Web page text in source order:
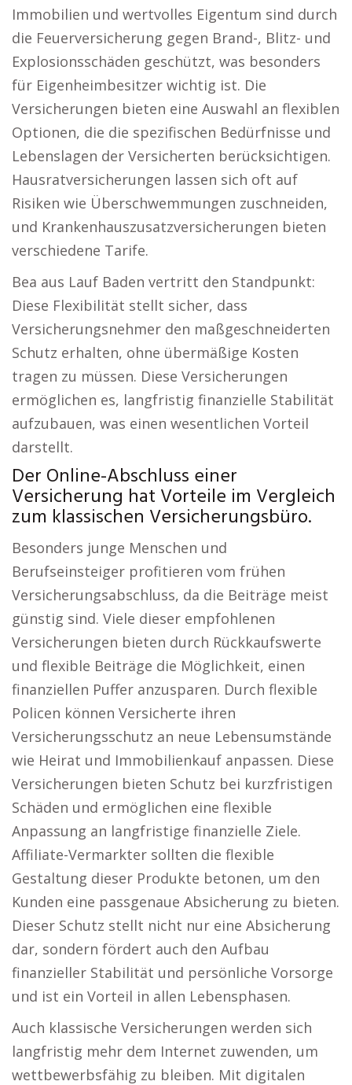
Immobilien und wertvolles Eigentum sind durch
die Feuerversicherung gegen Brand-, Blitz- und
Explosionsschäden geschützt, was besonders
für Eigenheimbesitzer wichtig ist. Die
Versicherungen bieten eine Auswahl an flexiblen
Optionen, die die spezifischen Bedürfnisse und
Lebenslagen der Versicherten berücksichtigen.
Hausratversicherungen lassen sich oft auf
Risiken wie Überschwemmungen zuschneiden,
und Krankenhauszusatzversicherungen bieten
verschiedene Tarife.
Bea aus Lauf Baden vertritt den Standpunkt:
Diese Flexibilität stellt sicher, dass
Versicherungsnehmer den maßgeschneiderten
Schutz erhalten, ohne übermäßige Kosten
tragen zu müssen. Diese Versicherungen
ermöglichen es, langfristig finanzielle Stabilität
aufzubauen, was einen wesentlichen Vorteil
darstellt.
Der Online-Abschluss einer
Versicherung hat Vorteile im Vergleich
zum klassischen Versicherungsbüro.
Besonders junge Menschen und
Berufseinsteiger profitieren vom frühen
Versicherungsabschluss, da die Beiträge meist
günstig sind. Viele dieser empfohlenen
Versicherungen bieten durch Rückkaufswerte
und flexible Beiträge die Möglichkeit, einen
finanziellen Puffer anzusparen. Durch flexible
Policen können Versicherte ihren
Versicherungsschutz an neue Lebensumstände
wie Heirat und Immobilienkauf anpassen. Diese
Versicherungen bieten Schutz bei kurzfristigen
Schäden und ermöglichen eine flexible
Anpassung an langfristige finanzielle Ziele.
Affiliate-Vermarkter sollten die flexible
Gestaltung dieser Produkte betonen, um den
Kunden eine passgenaue Absicherung zu bieten.
Dieser Schutz stellt nicht nur eine Absicherung
dar, sondern fördert auch den Aufbau
finanzieller Stabilität und persönliche Vorsorge
und ist ein Vorteil in allen Lebensphasen.
Auch klassische Versicherungen werden sich
langfristig mehr dem Internet zuwenden, um
wettbewerbsfähig zu bleiben. Mit digitalen